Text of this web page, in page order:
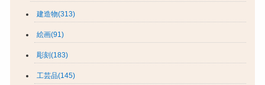
建造物(313)
絵画(91)
彫刻(183)
工芸品(145)